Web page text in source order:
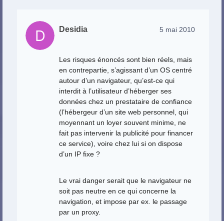
Desidia 5 mai 2010
Les risques énoncés sont bien réels, mais
en contrepartie, s’agissant d’un OS centré
autour d’un navigateur, qu’est-ce qui
interdit à l’utilisateur d’héberger ses
données chez un prestataire de confiance
(l’hébergeur d’un site web personnel, qui
moyennant un loyer souvent minime, ne
fait pas intervenir la publicité pour financer
ce service), voire chez lui si on dispose
d’un IP fixe ?
Le vrai danger serait que le navigateur ne
soit pas neutre en ce qui concerne la
navigation, et impose par ex. le passage
par un proxy.